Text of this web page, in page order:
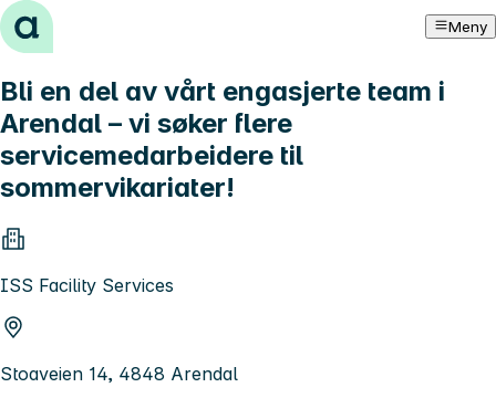
Hopp til innhold Meny
Bli en del av vårt engasjerte team i
Arendal – vi søker flere
servicemedarbeidere til
sommervikariater!
ISS Facility Services
Stoaveien 14, 4848 Arendal